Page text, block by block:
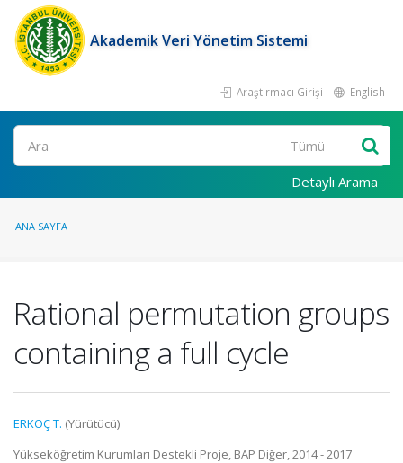
Akademik Veri Yönetim Sistemi
Araştırmacı Girişi English
Ara
Detaylı Arama
ANA SAYFA
Rational permutation groups
containing a full cycle
ERKOÇ T. (Yürütücü)
Yükseköğretim Kurumları Destekli Proje, BAP Diğer, 2014 - 2017